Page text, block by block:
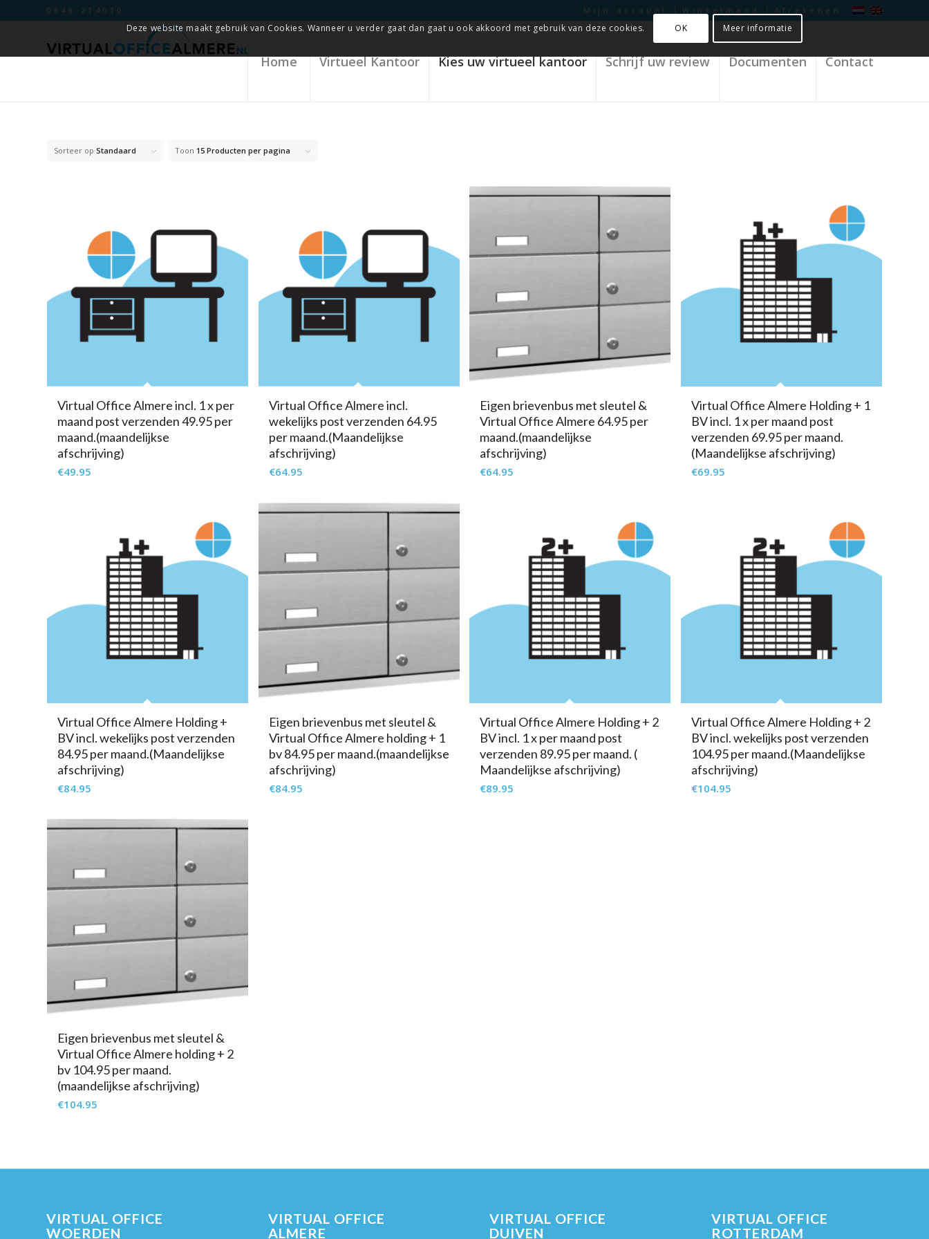
Mijn account Winkelmand Afrekenen
0348-214010
Home Virtueel Kantoor Kies uw virtueel kantoor Schrijf uw review Documenten Contact
Sorteer op Standaard Toon 15 Producten per pagina
Virtual Office Almere incl. 1 x per
maand post verzenden 49.95 per
maand.(maandelijkse
afschrijving)
€49.95
Virtual Office Almere incl.
wekelijks post verzenden 64.95
per maand.(Maandelijkse
afschrijving)
€64.95
Eigen brievenbus met sleutel &
Virtual Office Almere 64.95 per
maand.(maandelijkse
afschrijving)
€64.95
Virtual Office Almere Holding + 1
BV incl. 1 x per maand post
verzenden 69.95 per maand.
(Maandelijkse afschrijving)
€69.95
Virtual Office Almere Holding +
BV incl. wekelijks post verzenden
84.95 per maand.(Maandelijkse
afschrijving)
€84.95
Eigen brievenbus met sleutel &
Virtual Office Almere holding + 1
bv 84.95 per maand.(maandelijkse
afschrijving)
€84.95
Virtual Office Almere Holding + 2
BV incl. 1 x per maand post
verzenden 89.95 per maand. (
Maandelijkse afschrijving)
€89.95
Virtual Office Almere Holding + 2
BV incl. wekelijks post verzenden
104.95 per maand.(Maandelijkse
afschrijving)
€104.95
Eigen brievenbus met sleutel &
Virtual Office Almere holding + 2
bv 104.95 per maand.
(maandelijkse afschrijving)
€104.95
VIRTUAL OFFICE
WOERDEN
VIRTUAL OFFICE
ALMERE
VIRTUAL OFFICE
DUIVEN
VIRTUAL OFFICE
ROTTERDAM
Deze website maakt gebruik van Cookies. Wanneer u verder gaat dan gaat u ook akkoord met gebruik van deze cookies. OK Meer informatie